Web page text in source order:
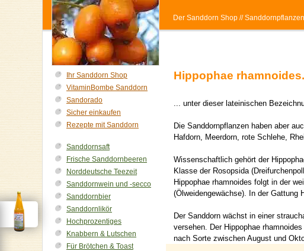
Der Sanddorn Shop //
Ihr Sanddorn Shop
VitaminBombe Sanddorn
Sandorado
Sicher einkaufen
Rezepte mit Sanddorn
Sanddornsaft
Frische Sanddornbeeren
Norddeutsche Teezeit
Sanddornwein und -secco
Sanddornbier
Sanddornlikör
Hochprozentiges
Knabbern & Lutschen
Für Brötchen & Toast
Hippophae
... unter dieser lateinischen
Die Sanddornpflanzen haben aber
Hafdorn, Meerdorn, rote Schlehe,
Wissenschaftlich gehört der
Klasse der Rosopsida
Hippophae rhamnoides folgt in der
(Ölweidengewächse). In der Gattung
Der Sanddorn wächst in einer
versehen. Der Hippophae
nach Sorte zwischen August und